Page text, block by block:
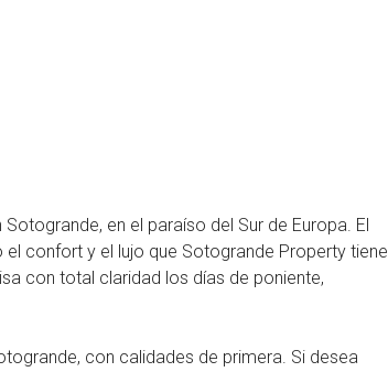
en el paraíso del Sur de Europa. El
confort y el lujo que Sotogrande Property tiene
con total claridad los días de poniente,
con calidades de primera. Si desea